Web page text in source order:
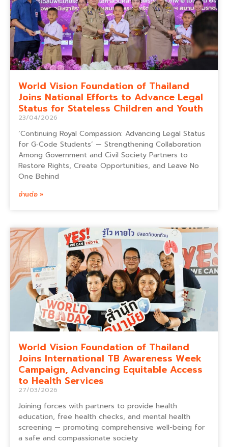
World Vision Foundation of Thailand
Joins National Efforts to Advance Legal
Status for Stateless Children and Youth
23/04/2026
‘Continuing Royal Compassion: Advancing Legal Status
for G‑Code Students’ — Strengthening Collaboration
Among Government and Civil Society Partners to
Restore Rights, Create Opportunities, and Leave No
One Behind
อ่านต่อ »
World Vision Foundation of Thailand
Joins International TB Awareness Week
Campaign, Advancing Equitable Access
to Health Services
27/03/2026
Joining forces with partners to provide health
education, free health checks, and mental health
screening — promoting comprehensive well-being for
a safe and compassionate society